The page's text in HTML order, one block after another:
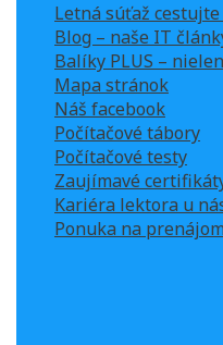
Letná súťaž
Blog – naše IT
Balíky PLUS –
Mapa stránok
Náš facebook
Počítačové tábory
Počítačové testy
Zaujímavé
Kariéra lektora u
Ponuka na